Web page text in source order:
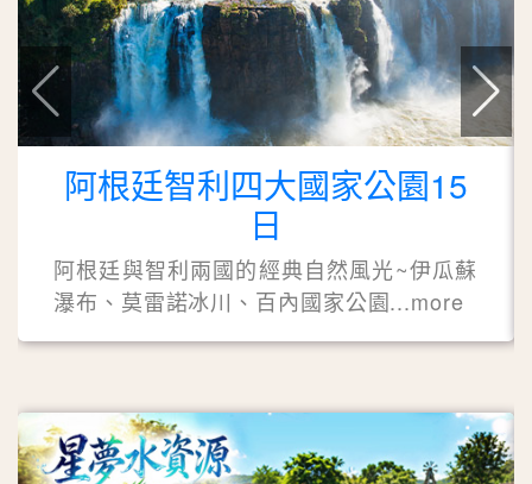
阿根廷智利四大國家公園15
日
阿根廷與智利兩國的經典自然風光~伊瓜蘇
瀑布、莫雷諾冰川、百內國家公園...more